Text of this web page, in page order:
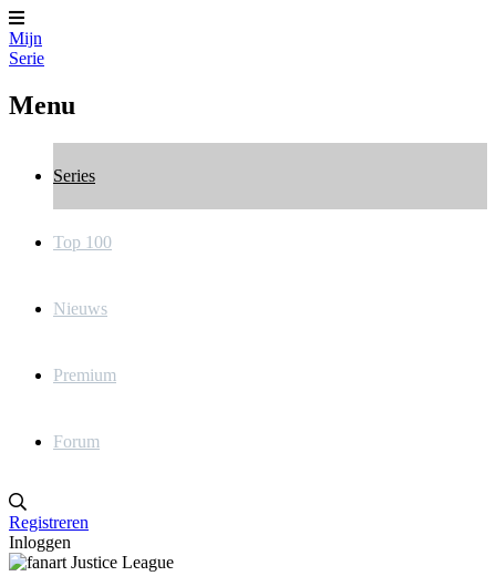
Mijn
Serie
Menu
Series
Top 100
Nieuws
Premium
Forum
Registreren
Inloggen